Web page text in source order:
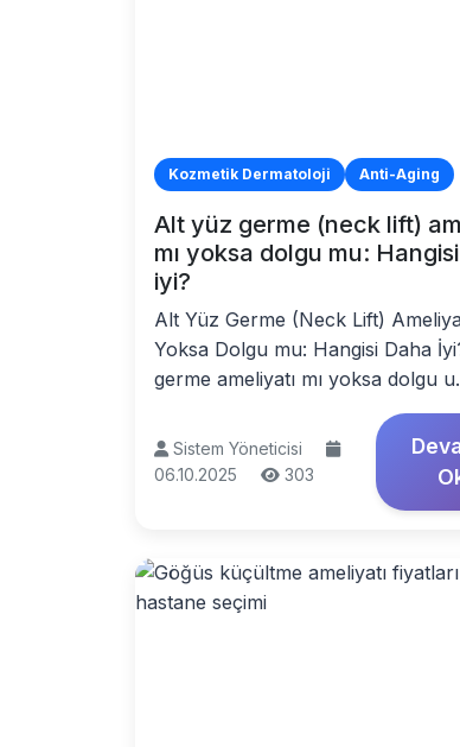
Kozmetik Dermatoloji Anti-Aging
Alt yüz germe (neck lift)
mı yoksa dolgu mu:
iyi?
Alt Yüz Germe (Neck Lift)
Yoksa Dolgu mu: Hangisi Daha
germe ameliyatı mı yoksa dolgu
Sistem Yöneticisi
06.10.2025
303